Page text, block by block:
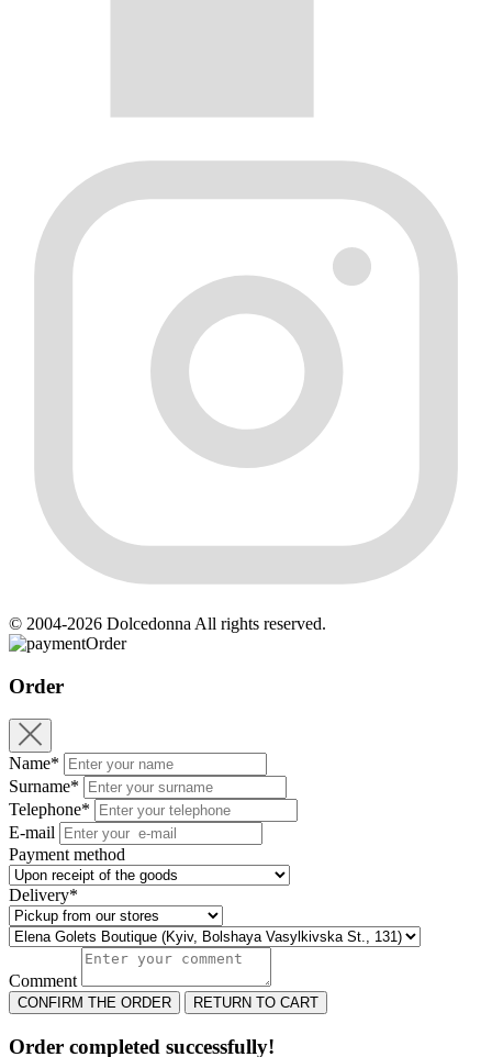
© 2004-2026 Dolcedonna All rights reserved.
Order
Order
Name*
Surname*
Telephone*
E-mail
Payment method
Delivery*
Comment
CONFIRM THE ORDER RETURN TO CART
Order completed successfully!